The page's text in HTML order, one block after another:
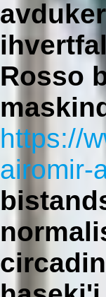
Rosso
https://
airomir-